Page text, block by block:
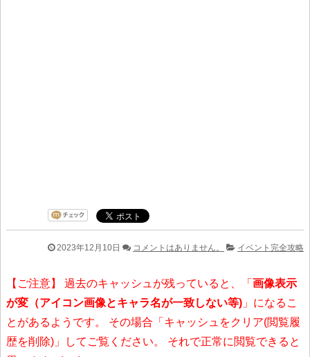
2023年12月10日 コメントはありません。 イベント完全攻略
【ご注意】 過去のキャッシュが残っていると、「 画像表示
が変（アイコン画像とキャラ名が一致しない等) 」になるこ
とがあるようです。 その場合「キャッシュをクリア(閲覧履
歴を削除)」してご覧ください。 それで正常に閲覧できると